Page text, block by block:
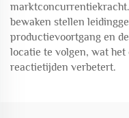
bewaken stellen
productievoortgang en
locatie te volgen, wat
reactietijden verbetert.